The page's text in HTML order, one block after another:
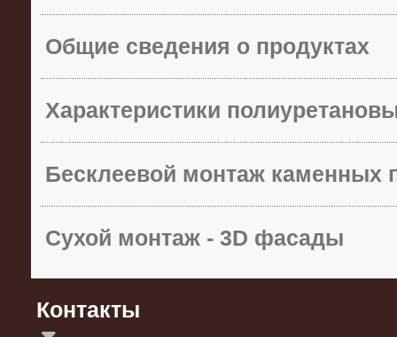
Общие сведения о продуктах
Характеристики
Бесклеевой монтаж каменных
Сухой монтаж - 3D фасады
Контакты